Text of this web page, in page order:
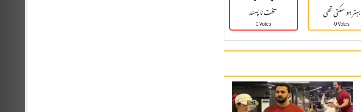
سخت نا پسند
0 Votes بہتر ہو سکتی تھی
0 Votes